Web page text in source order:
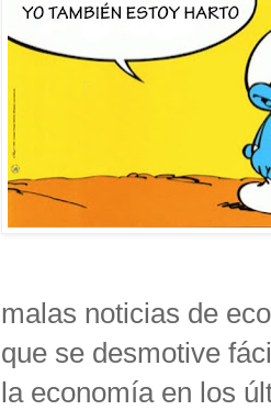
malas noticias de
que se desmotive
la economía en los